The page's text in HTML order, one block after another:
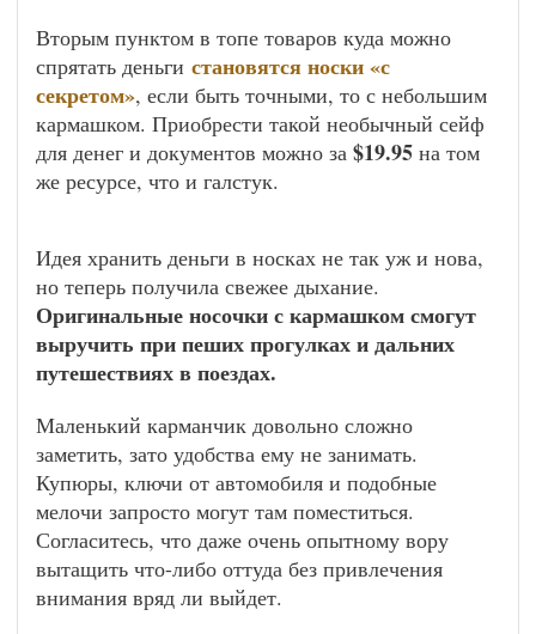
Вторым пунктом в топе товаров куда можно
спрятать деньги становятся носки «с
секретом», если быть точными, то с небольшим
кармашком. Приобрести такой необычный сейф
для денег и документов можно за $19.95 на том
же ресурсе, что и галстук.
Идея хранить деньги в носках не так уж и нова,
но теперь получила свежее дыхание.
Оригинальные носочки с кармашком смогут
выручить при пеших прогулках и дальних
путешествиях в поездах.
Маленький карманчик довольно сложно
заметить, зато удобства ему не занимать.
Купюры, ключи от автомобиля и подобные
мелочи запросто могут там поместиться.
Согласитесь, что даже очень опытному вору
вытащить что-либо оттуда без привлечения
внимания вряд ли выйдет.